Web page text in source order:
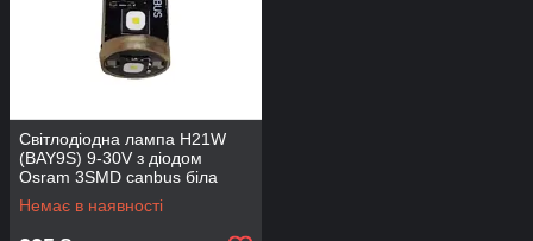
Світлодіодна лампа H21W
(BAY9S) 9-30V з діодом
Osram 3SMD canbus біла
Немає в наявності